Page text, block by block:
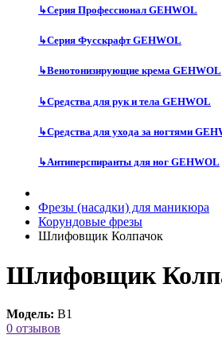
↳Серия Профессионал GEHWOL
↳Серия Фусскрафт GEHWOL
↳Венотонизирующие крема GEHWOL
↳Средства для рук и тела GEHWOL
↳Средства для ухода за ногтями
↳Антиперспиранты для ног GEHWOL
Фрезы (насадки) для маникюра
Корундовые фрезы
Шлифовщик Колпачок
Шлифовщик
Модель: B1
0 отзывов